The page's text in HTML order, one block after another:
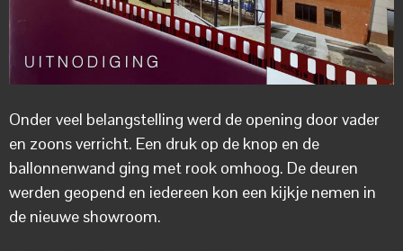
Onder veel belangstelling werd de opening door vader
en zoons verricht. Een druk op de knop en de
ballonnenwand ging met rook omhoog. De deuren
werden geopend en iedereen kon een kijkje nemen in
de nieuwe showroom.